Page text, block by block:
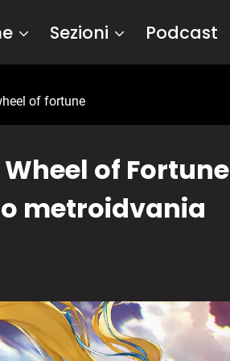
Sezioni Podcast
of fortune
of Fortune
metroidvania